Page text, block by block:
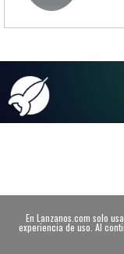
En Lanzanos.com solo
experiencia de uso. Al